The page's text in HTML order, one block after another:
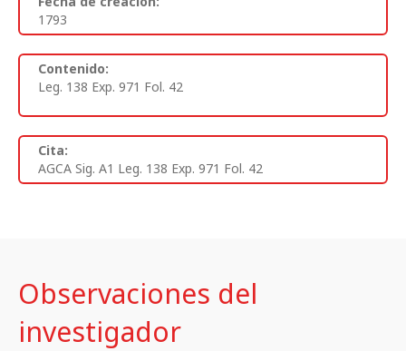
1793
Contenido:
Leg. 138 Exp. 971 Fol. 42
Cita:
AGCA Sig. A1 Leg. 138 Exp. 971 Fol. 42
Observaciones del
investigador